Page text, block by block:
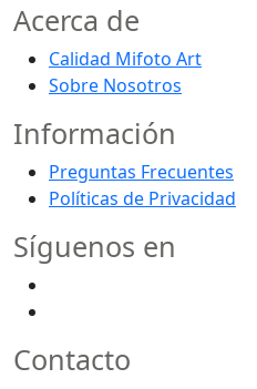
Acerca de
Calidad Mifoto Art
Sobre Nosotros
Información
Preguntas Frecuentes
Políticas de Privacidad
Síguenos en
Contacto